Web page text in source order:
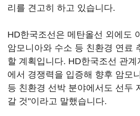
리를 견고히 하고 있습니다.
HD한국조선은 메탄올선 외에도
암모니아와 수소 등 친환경 연료
할 계획입니다. HD한국조선 관
에서 경쟁력을 입증해 향후 암모
등 친환경 선박 분야에서도 선두
갈 것"이라고 말했습니다.